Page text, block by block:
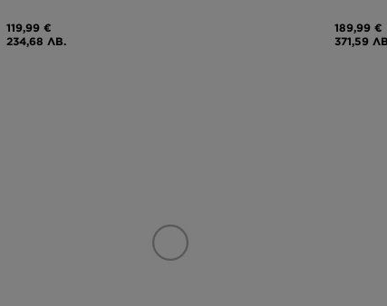
119,99 €
234,68 ЛВ.
189,99 €
371,59